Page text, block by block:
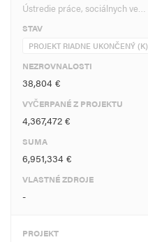
Ústredie práce, sociálnych ve…
STAV
PROJEKT RIADNE UKONČENÝ (K)
NEZROVNALOSTI
38,804 €
VYČERPANÉ Z PROJEKTU
4,367,472 €
SUMA
6,951,334 €
VLASTNÉ ZDROJE
-
PROJEKT